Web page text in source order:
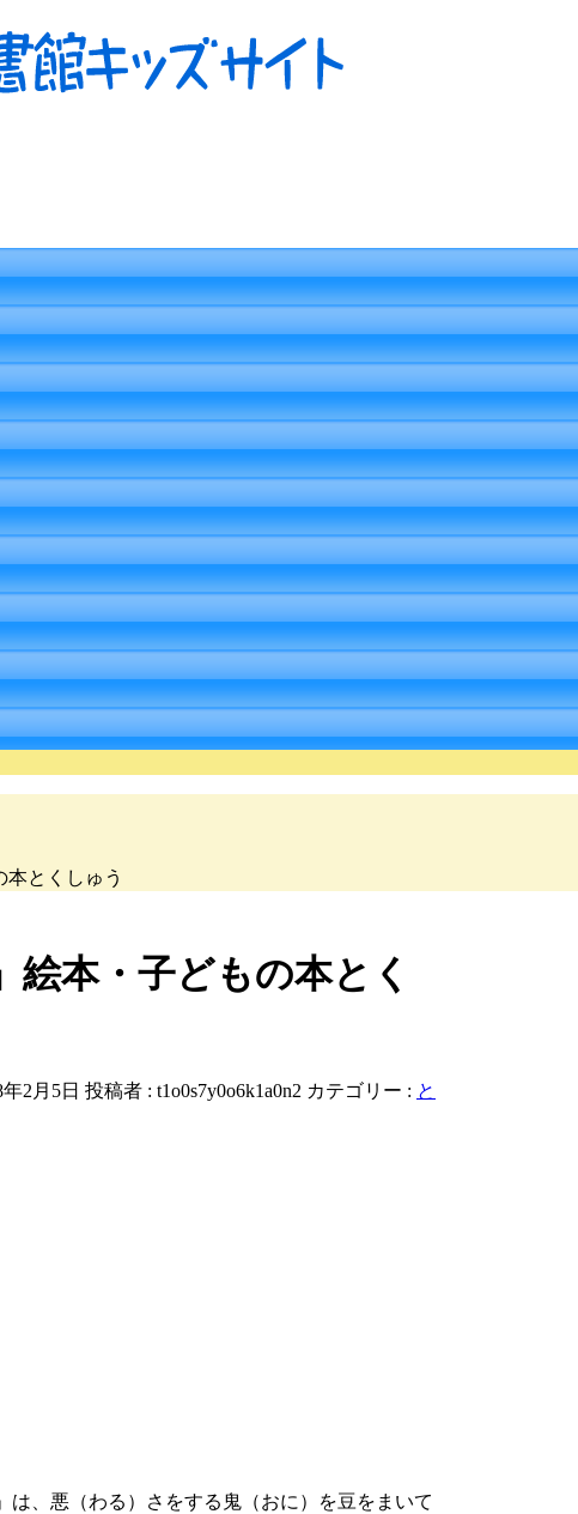
とくしゅう
本・子どもの本とく
2月5日 投稿者 : t1o0s7y0o6k1a0n2 カテゴリー : と
は、悪（わる）さをする鬼（おに）を豆をまいて